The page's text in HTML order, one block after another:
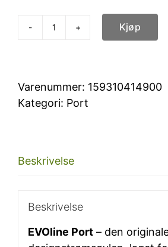
Port
stikk,
2x
sort
Kjøp
Varenummer: 159310414900
Kategori: Port
Beskrivelse
Beskrivelse
EVOline Port– den